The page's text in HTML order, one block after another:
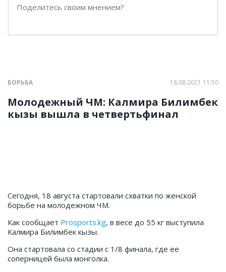
БОРЬБА 18.08.2021 11:50
Молодежный ЧМ: Калмира Билимбек
кызы вышла в четвертьфинал
Сегодня, 18 августа стартовали схватки по женской
борьбе на молодежном ЧМ.
Как сообщает Prosports.kg, в весе до 55 кг выступила
Калмира Билимбек кызы.
Она стартовала со стадии с 1/8 финала, где ее
соперницей была монголка.